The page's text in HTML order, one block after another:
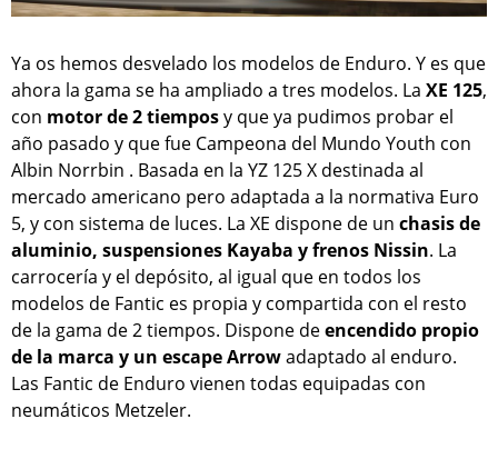
Ya os hemos desvelado los modelos de Enduro. Y es que
ahora la gama se ha ampliado a tres modelos. La XE 125,
con motor de 2 tiemposy que ya pudimos probar el
año pasado y que fue Campeona del Mundo Youth con
Albin Norrbin . Basada en la YZ 125 X destinada al
mercado americano pero adaptada a la normativa Euro
5, y con sistema de luces. La XE dispone de un chasis de
aluminio, suspensiones Kayaba y frenos Nissin. La
carrocería y el depósito, al igual que en todos los
modelos de Fantic es propia y compartida con el resto
de la gama de 2 tiempos. Dispone deencendido propio
de la marca y un escape Arrowadaptado al enduro.
Las Fantic de Enduro vienen todas equipadas con
neumáticos Metzeler.